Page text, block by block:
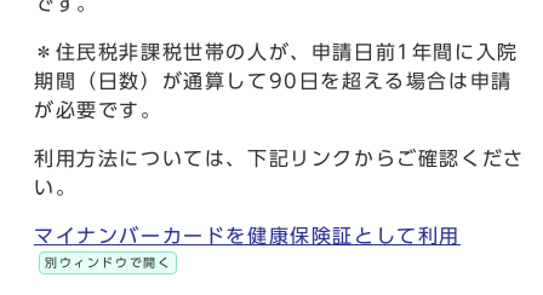
です。
＊住民税非課税世帯の人が、申請日前1年間に入院
期間（日数）が通算して90日を超える場合は申請
が必要です。
利用方法については、下記リンクからご確認くださ
い。
マイナンバーカードを健康保険証として利用
別ウィンドウで開く